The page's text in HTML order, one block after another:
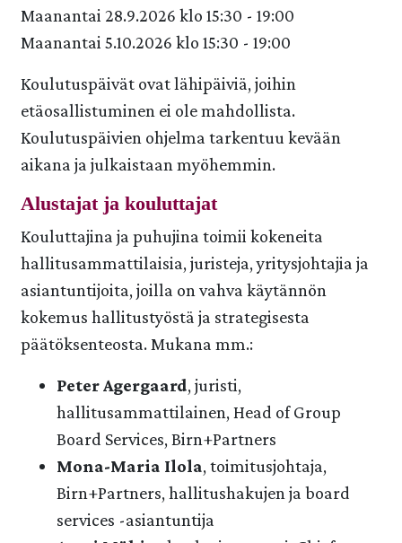
Maanantai 28.9.2026 klo 15:30 - 19:00
Maanantai 5.10.2026 klo 15:30 - 19:00
Koulutuspäivät ovat lähipäiviä, joihin
etäosallistuminen ei ole mahdollista.
Koulutuspäivien ohjelma tarkentuu kevään
aikana ja julkaistaan myöhemmin.
Alustajat ja kouluttajat
Kouluttajina ja puhujina toimii kokeneita
hallitusammattilaisia, juristeja, yritysjohtajia ja
asiantuntijoita, joilla on vahva käytännön
kokemus hallitustyöstä ja strategisesta
päätöksenteosta. Mukana mm.:
Peter Agergaard, juristi,
hallitusammattilainen, Head of Group
Board Services, Birn+Partners
Mona-Maria Ilola, toimitusjohtaja,
Birn+Partners, hallitushakujen ja board
services -asiantuntija